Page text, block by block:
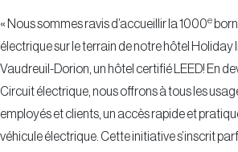
« Nous sommes ravis d’accueillir la 1000e
électrique sur le terrain de notre hôtel Holiday
Vaudreuil-Dorion, un hôtel certifié LEED! En
Circuit électrique, nous offrons à tous les
employés et clients, un accès rapide et
véhicule électrique. Cette initiative s’inscrit